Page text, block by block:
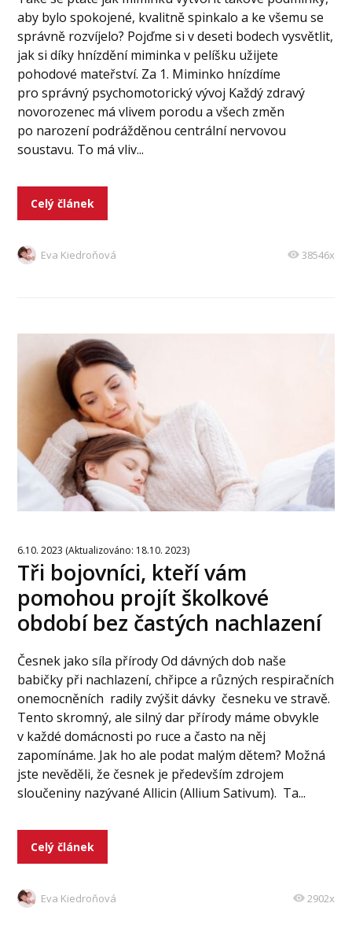
aby bylo spokojené, kvalitně spinkalo a ke všemu se
správně rozvíjelo? Pojďme si v deseti bodech vysvětlit,
jak si díky hnízdění miminka v pelíšku užijete
pohodové mateřství. Za 1. Miminko hnízdíme
pro správný psychomotorický vývoj Každý zdravý
novorozenec má vlivem porodu a všech změn
po narození podrážděnou centrální nervovou
soustavu. To má vliv...
Celý článek
Eva Kiedroňová 38546x
6.10. 2023 (Aktualizováno: 18.10. 2023)
Tři bojovníci, kteří vám
pomohou projít školkové
období bez častých nachlazení
Česnek jako síla přírody Od dávných dob naše
babičky při nachlazení, chřipce a různých respiračních
onemocněních radily zvýšit dávky česneku ve stravě.
Tento skromný, ale silný dar přírody máme obvykle
v každé domácnosti po ruce a často na něj
zapomínáme. Jak ho ale podat malým dětem? Možná
jste nevěděli, že česnek je především zdrojem
sloučeniny nazývané Allicin (Allium Sativum). Ta...
Celý článek
Eva Kiedroňová 2902x